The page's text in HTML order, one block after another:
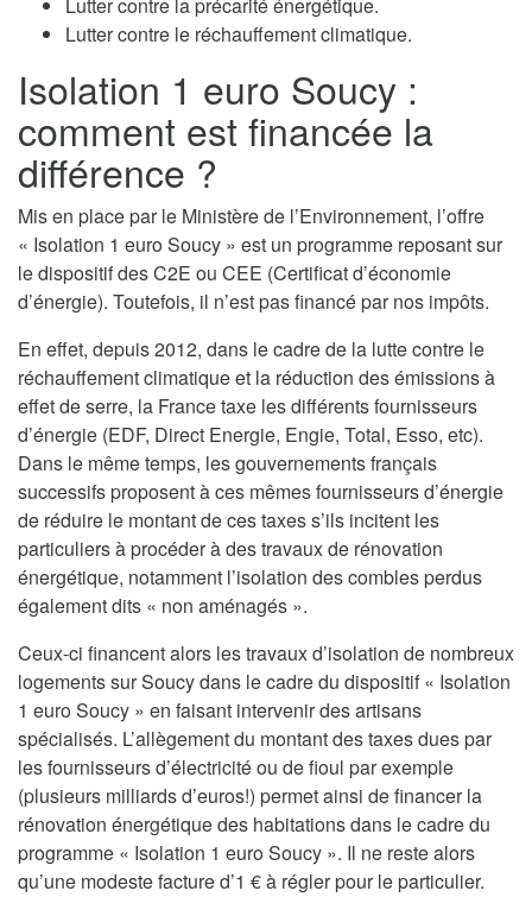
Lutter contre le réchauffement climatique.
Isolation 1 euro Soucy :
comment est financée la
différence ?
Mis en place par le Ministère de l’Environnement, l’offre
« Isolation 1 euro Soucy » est un programme reposant sur
le dispositif des C2E ou CEE (Certificat d’économie
d’énergie). Toutefois, il n’est pas financé par nos impôts.
En effet, depuis 2012, dans le cadre de la lutte contre le
réchauffement climatique et la réduction des émissions à
effet de serre, la France taxe les différents fournisseurs
d’énergie (EDF, Direct Energie, Engie, Total, Esso, etc).
Dans le même temps, les gouvernements français
successifs proposent à ces mêmes fournisseurs d’énergie
de réduire le montant de ces taxes s’ils incitent les
particuliers à procéder à des travaux de rénovation
énergétique, notamment l’isolation des combles perdus
également dits « non aménagés ».
Ceux-ci financent alors les travaux d’isolation de nombreux
logements sur Soucy dans le cadre du dispositif « Isolation
1 euro Soucy » en faisant intervenir des artisans
spécialisés. L’allègement du montant des taxes dues par
les fournisseurs d’électricité ou de fioul par exemple
(plusieurs milliards d’euros!) permet ainsi de financer la
rénovation énergétique des habitations dans le cadre du
programme « Isolation 1 euro Soucy ». Il ne reste alors
qu’une modeste facture d’1 € à régler pour le particulier.